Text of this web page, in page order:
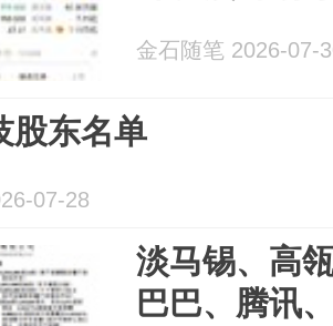
金石随笔 2026-07-
股东名单
07-28
淡马锡、高
巴巴、腾讯